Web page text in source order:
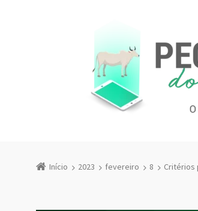
Início 2023 fevereiro 8 Critérios